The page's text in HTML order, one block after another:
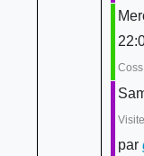
par